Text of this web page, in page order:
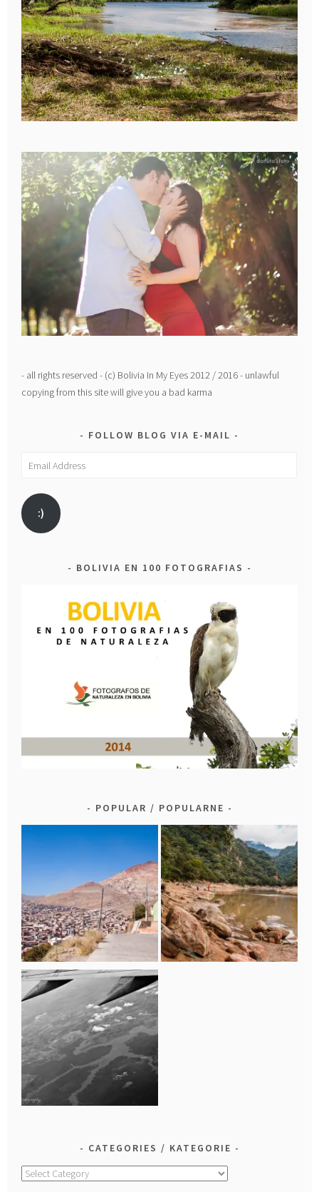
- all rights reserved - (c) Bolivia In My Eyes 2012 / 2016 - unlawful
copying from this site will give you a bad karma
FOLLOW BLOG VIA E-MAIL
Email
:)
BOLIVIA EN 100 FOTOGRAFIAS
POPULAR / POPULARNE
CATEGORIES / KATEGORIE
Categories